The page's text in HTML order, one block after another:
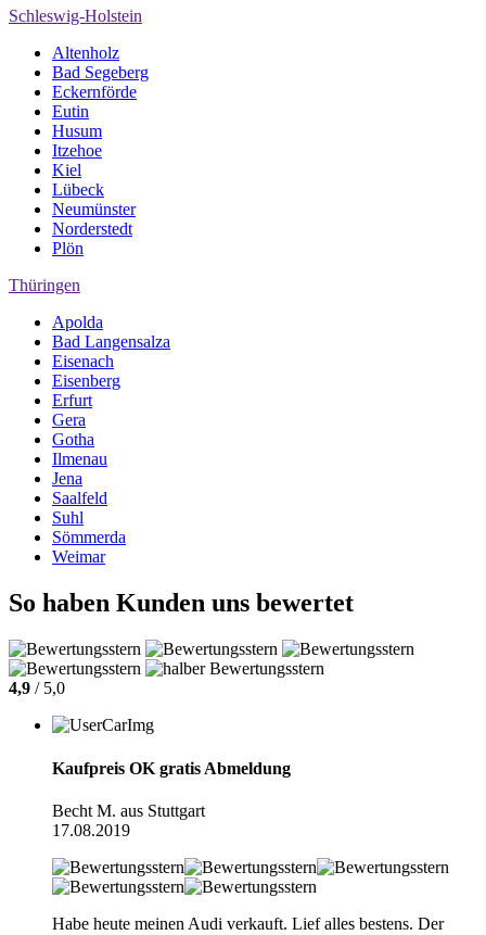
Schleswig-Holstein
Altenholz
Bad Segeberg
Eckernförde
Eutin
Husum
Itzehoe
Kiel
Lübeck
Neumünster
Norderstedt
Plön
Thüringen
Apolda
Bad Langensalza
Eisenach
Eisenberg
Erfurt
Gera
Gotha
Ilmenau
Jena
Saalfeld
Suhl
Sömmerda
Weimar
So haben Kunden uns bewertet
4,9 / 5,0
Kaufpreis OK gratis Abmeldung
Becht M. aus Stuttgart
17.08.2019
Habe heute meinen Audi verkauft. Lief alles bestens. Der